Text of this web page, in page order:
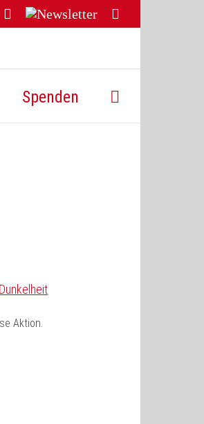
Threads
Newsletter
Mail
Spenden
Aktion.